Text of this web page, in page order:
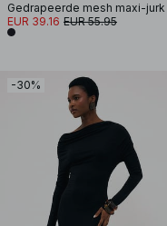
Gedrapeerde mesh maxi-jurk
EUR 39.16 EUR 55.95
-30%